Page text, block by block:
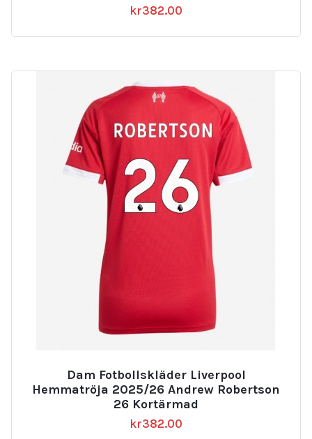
kr382.00
Dam Fotbollskläder Liverpool
Hemmatröja 2025/26 Andrew Robertson
26 Kortärmad
kr382.00